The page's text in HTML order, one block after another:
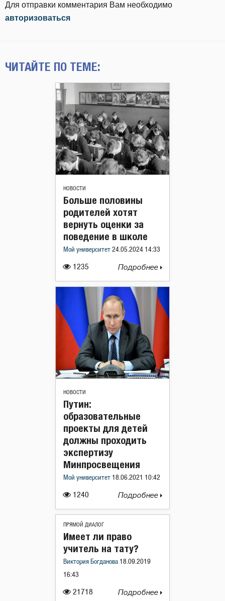
Для отправки комментария Вам необходимо
авторизоваться
ЧИТАЙТЕ ПО ТЕМЕ:
НОВОСТИ
1235
Больше половины
родителей хотят
вернуть оценки за
поведение в школе
Мой университет 24.05.2024 14:33
Подробнее
НОВОСТИ
1240
Путин:
образовательные
проекты для детей
должны проходить
экспертизу
Минпросвещения
Мой университет 18.06.2021 10:42
Подробнее
ПРЯМОЙ ДИАЛОГ
21718
Имеет ли право
учитель на тату?
Виктория Богданова 18.09.2019
16:43
Подробнее